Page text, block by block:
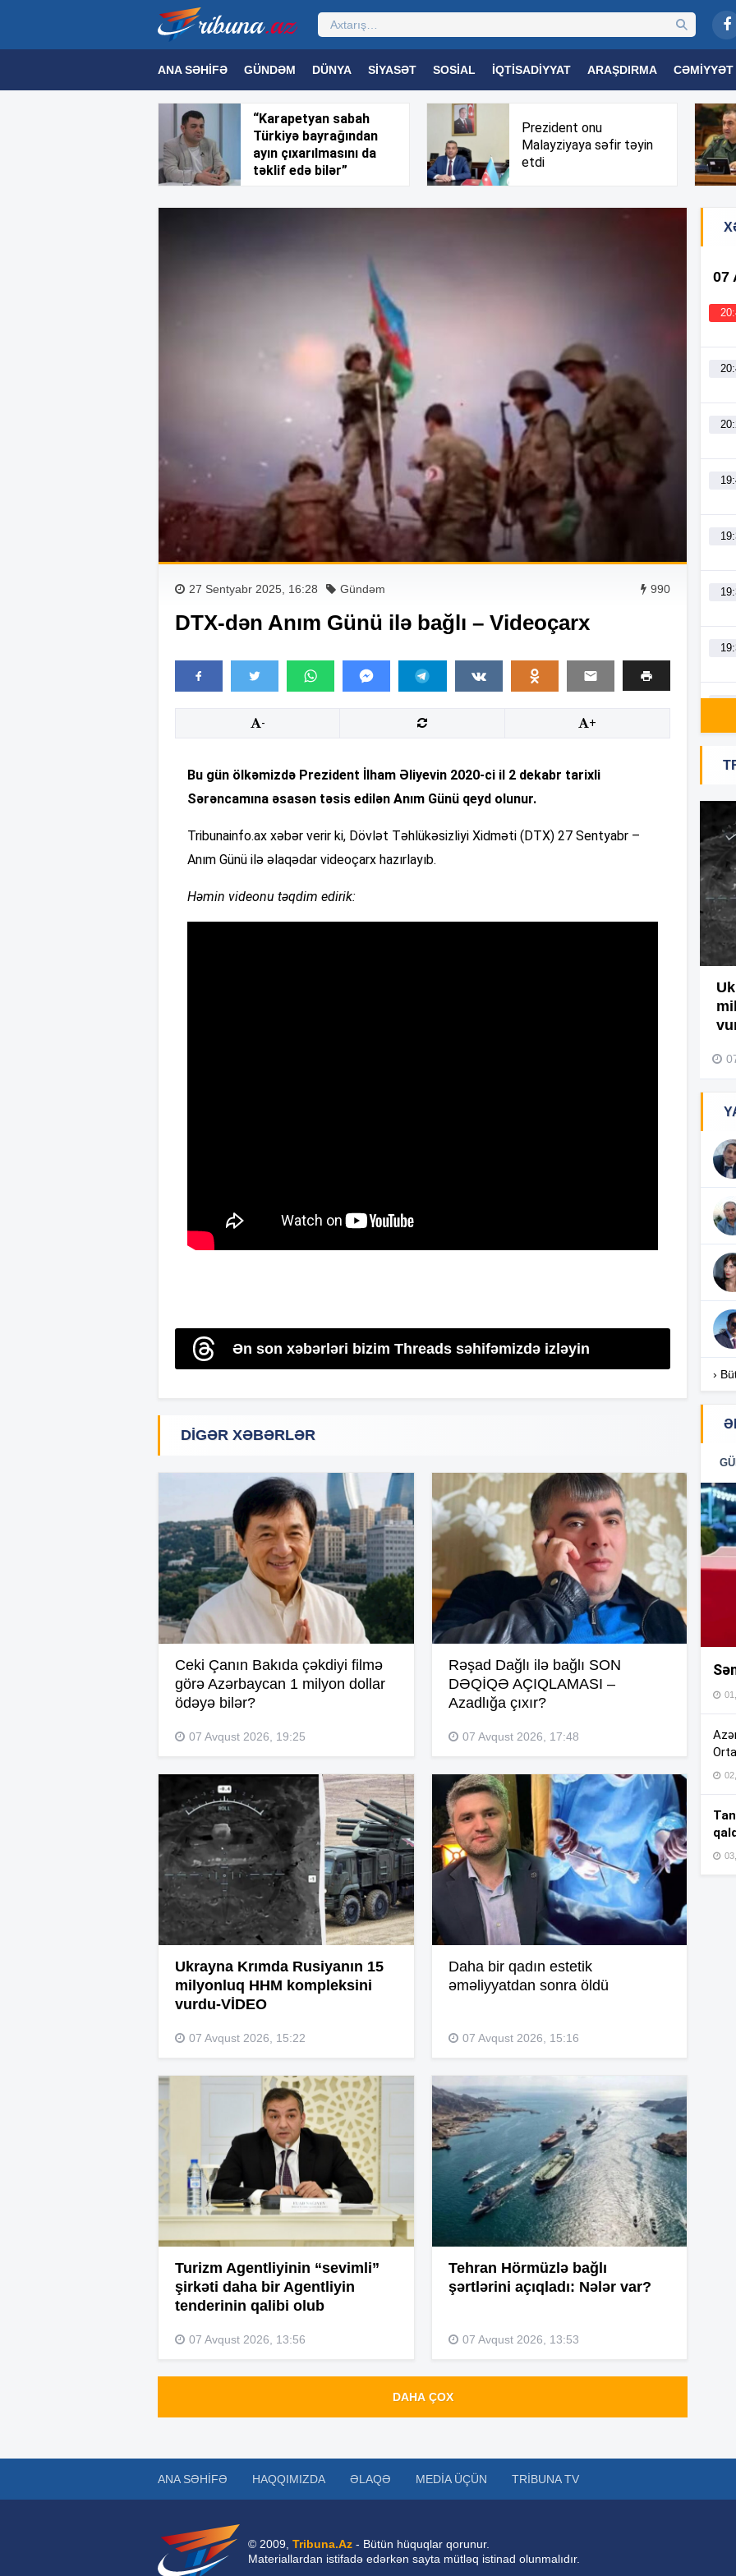
ANA SƏHIFƏ GÜNDƏM DÜNYA SIYASƏT SOSIAL İQTISADIYYAT ARAŞDIRMA CƏMIYYƏT
MƏDƏNIYYƏT MAQAZIN TEXNOLOGIYA TƏHSIL TRIBUNA TV
“Karapetyan sabah
Türkiyə bayrağından
ayın çıxarılmasını da
təklif edə bilər”
Prezident onu
Malayziyaya səfir təyin
etdi
27 Sentyabr 2025, 16:28 Gündəm 990
DTX-dən Anım Günü ilə bağlı – Videoçarx
- +
Bu gün ölkəmizdə Prezident İlham Əliyevin 2020-ci il 2 dekabr tarixli
Sərəncamına əsasən təsis edilən Anım Günü qeyd olunur.
Tribunainfo.ax xəbər verir ki, Dövlət Təhlükəsizliyi Xidməti (DTX) 27 Sentyabr –
Anım Günü ilə əlaqədar videoçarx hazırlayıb.
Həmin videonu təqdim edirik:
Ən son xəbərləri bizim Threads səhifəmizdə izləyin
DIGƏR XƏBƏRLƏR
Ceki Çanın Bakıda çəkdiyi filmə
görə Azərbaycan 1 milyon dollar
ödəyə bilər?
07 Avqust 2026, 19:25
Rəşad Dağlı ilə bağlı SON
DƏQİQƏ AÇIQLAMASI –
Azadlığa çıxır?
07 Avqust 2026, 17:48
Ukrayna Krımda Rusiyanın 15
milyonluq HHM kompleksini
vurdu-VİDEO
07 Avqust 2026, 15:22
Daha bir qadın estetik
əməliyyatdan sonra öldü
07 Avqust 2026, 15:16
Turizm Agentliyinin “sevimli”
şirkəti daha bir Agentliyin
tenderinin qalibi olub
07 Avqust 2026, 13:56
Tehran Hörmüzlə bağlı
şərtlərini açıqladı: Nələr var?
07 Avqust 2026, 13:53
DAHA ÇOX
07
›
ANA SƏHIFƏ HAQQIMIZDA ƏLAQƏ MEDIA ÜÇÜN TRIBUNA TV
© 2009, Tribuna.Az - Bütün hüquqlar qorunur.
Materiallardan istifadə edərkən sayta mütləq istinad olunmalıdır.